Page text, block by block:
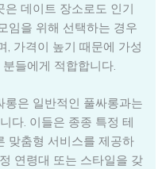
데이트 장소로도 인기
임을 위해 선택하는 경우
, 가격이 높기 때문에 가성
들에게 적합합니다.
롱은 일반적인 풀싸롱과는
다. 이들은 종종 특정 테
맞춤형 서비스를 제공하
연령대 또는 스타일을 갖